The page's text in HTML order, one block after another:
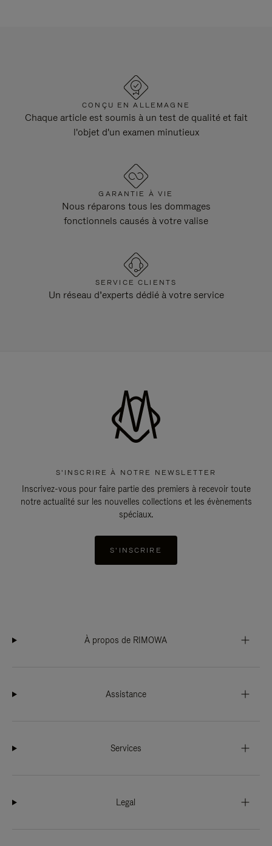
CONÇU EN ALLEMAGNE
Chaque article est soumis à un test de qualité et fait
l'objet d'un examen minutieux
GARANTIE À VIE
Nous réparons tous les dommages
fonctionnels causés à votre valise
SERVICE CLIENTS
Un réseau d’experts dédié à votre service
S'INSCRIRE À NOTRE NEWSLETTER
Inscrivez-vous pour faire partie des premiers à recevoir toute
notre actualité sur les nouvelles collections et les évènements
spéciaux.
S'INSCRIRE
À propos de RIMOWA
Assistance
Services
Legal